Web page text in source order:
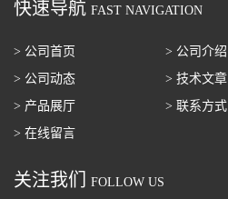
快速导航 FAST NAVIGATION
> 公司首页
> 公司介绍
> 公司动态
> 技术文章
> 产品展厅
> 联系方式
> 在线留言
关注我们 FOLLOW US